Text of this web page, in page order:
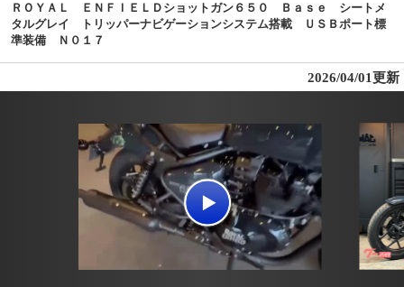
ＲＯＹＡＬ ＥＮＦＩＥＬＤショットガン６５０ Ｂａｓｅ シートメ
タルグレイ トリッパーナビゲーションシステム搭載 ＵＳＢポート標
準装備 Ｎ０１７
2026/04/01更新